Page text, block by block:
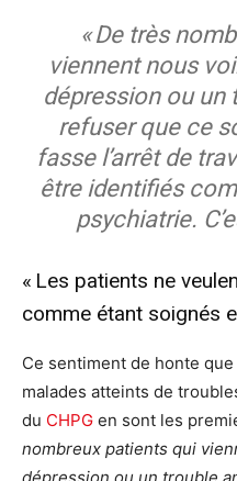
« De très
viennent nous
dépression ou un
refuser que ce
fasse l’arrêt de
être identifiés
psychiatrie.
« Les patients ne
comme étant soignés
Ce sentiment de honte
malades atteints de
du CHPG en sont les
nombreux patients qui